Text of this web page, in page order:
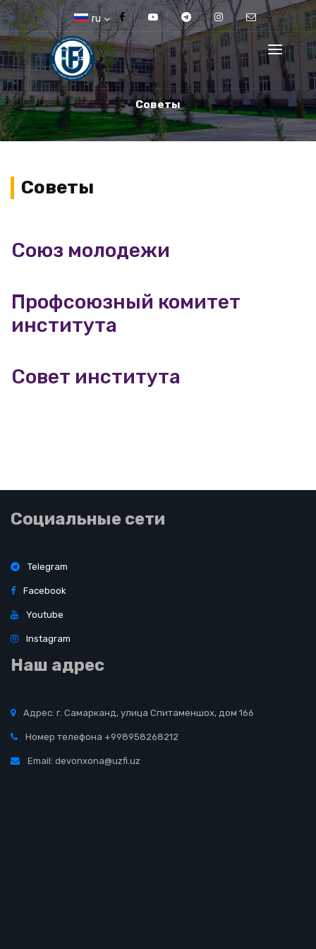
ru
Советы
Советы
Союз молодежи
Профсоюзный комитет
института
Совет института
Социальные сети
Telegram
Facebook
Youtube
Instagram
Наш адрес
Адрес: г. Самарканд, улица Спитаменшох, дом 166
Номер телефона +998958268212
Email: devonxona@uzfi.uz